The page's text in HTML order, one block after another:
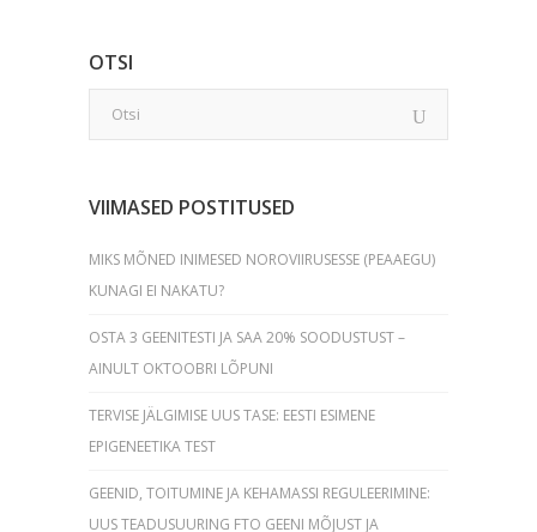
OTSI
VIIMASED POSTITUSED
MIKS MÕNED INIMESED NOROVIIRUSESSE (PEAAEGU)
KUNAGI EI NAKATU?
OSTA 3 GEENITESTI JA SAA 20% SOODUSTUST –
AINULT OKTOOBRI LÕPUNI
TERVISE JÄLGIMISE UUS TASE: EESTI ESIMENE
EPIGENEETIKA TEST
GEENID, TOITUMINE JA KEHAMASSI REGULEERIMINE:
UUS TEADUSUURING FTO GEENI MÕJUST JA